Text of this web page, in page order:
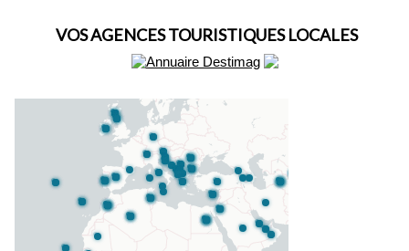
VOS AGENCES TOURISTIQUES LOCALES